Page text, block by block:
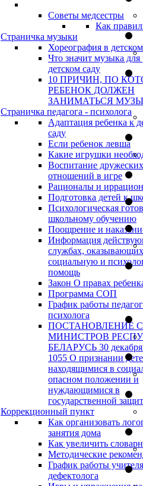
Советы медсестры
Как
Страничка музыки
Хореография в
Что значит музыка для
детском саду
10 ПРИЧИН, ПО
РЕБЕНОК ДОЛЖЕН
ЗАНИМАТЬСЯ
Страничка педагога - психолога
Адаптация ребенка к
саду
Если ребенок левша
Какие игрушки
Воспитание дружеских
отношений в игре
Рационалы и
Подготовка детей к
Психологическая
школьному обучению
Поощрение и
Информация
службах, оказывающих
социальную и
помощь
Закон О правах
Программа СОП
График работы
психолога
ПОСТАНОВЛЕНИЕ
МИНИСТРОВ
БЕЛАРУСЬ 30
1055 О признании
находящимися в
опасном положении и
нуждающимися в
государственной
Коррекционный пункт
Как организовать
занятия дома
Как увеличить
Методические
График работы
дефектолога